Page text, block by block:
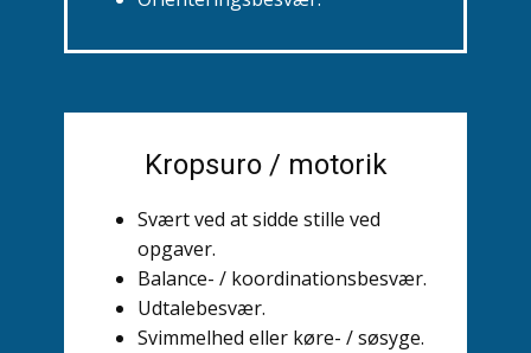
Kropsuro / motorik
Svært ved at sidde stille ved
opgaver.
Balance- / koordinationsbesvær.
Udtalebesvær.
Svimmelhed eller køre- / søsyge.